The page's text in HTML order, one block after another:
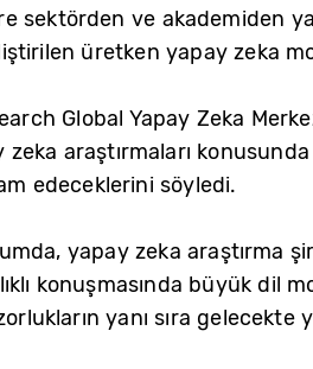
sektörden ve akademiden
üretken yapay zeka
Global Yapay Zeka
araştırmaları
edeceklerini söyledi.
yapay zeka araştırma
konuşmasında büyük dil
zorlukların yanı sıra